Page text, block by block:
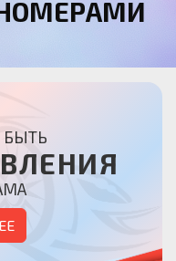
БЫТЬ